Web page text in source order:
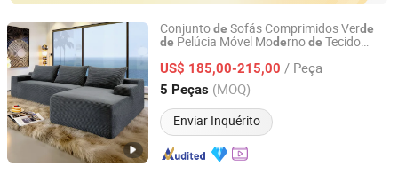
Conjuntode Sofás Comprimidos Verde
de Pelúcia Móvel Modernode Tecido
US$ 185,00-215,00 / Peça
5 Peças (MOQ)
Enviar Inquérito
Foshan Yefei Furniture Co., Ltd.
Guangdong, China Desde 2026